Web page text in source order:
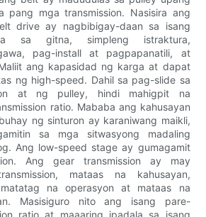
pang mga transmission. Nasisira ang
drive ay nagbibigay-daan sa isang
sa gitna, simpleng istraktura,
pag-install at pagpapanatili, at
ang kapasidad ng karga at dapat
ng high-speed. Dahil sa pag-slide sa
at ng pulley, hindi mahigpit na
ratio. Mababa ang kahusayan
ng sinturon ay karaniwang maikli,
sa mga sitwasyong madaling
Ang low-speed stage ay gumagamit
Ang gear transmission ay may
mataas na kahusayan,
na operasyon at mataas na
Masisiguro nito ang isang pare-